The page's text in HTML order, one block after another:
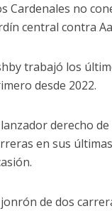
Cardenales no
central contra
trabajó los
desde 2022.
lanzador derecho
en sus
jonrón de dos